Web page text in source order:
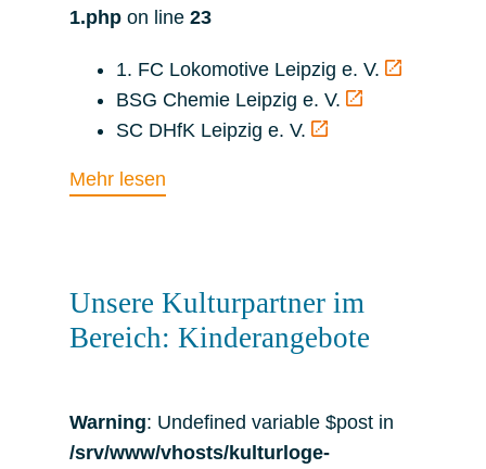
1.php on line 23
1. FC Lokomotive Leipzig e. V.
BSG Chemie Leipzig e. V.
SC DHfK Leipzig e. V.
Mehr lesen
Unsere Kulturpartner im
Bereich: Kinderangebote
Warning: Undefined variable $post in
/srv/www/vhosts/kulturloge-